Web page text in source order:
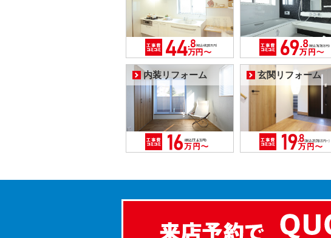
内装リフォーム 玄関リフォーム